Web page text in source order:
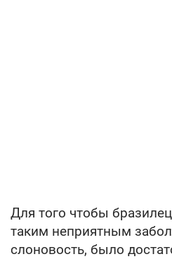
Для того чтобы
таким неприятным
слоновость, было